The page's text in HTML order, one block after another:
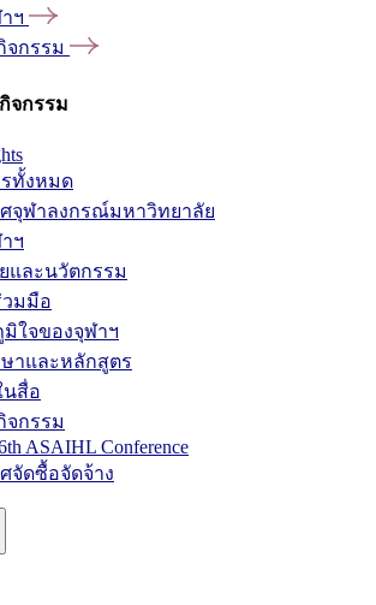
ฯ
กรรม
จกรรม
ทั้งหมด
จุฬาลงกรณ์มหาวิทยาลัย
ฯ
และนวัตกรรม
มมือ
ใจของจุฬาฯ
าและหลักสูตร
นสื่อ
กรรม
ASAIHL Conference
จัดซื้อจัดจ้าง